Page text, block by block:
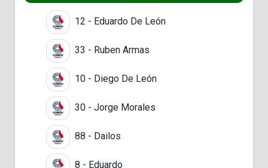
12 - Eduardo De León
33 - Ruben Armas
10 - Diego De León
30 - Jorge Morales
88 - Dailos
8 - Eduardo